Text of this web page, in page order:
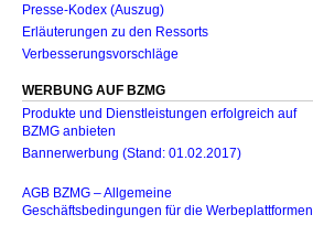
Presse-Kodex (Auszug)
Erläuterungen zu den Ressorts
Verbesserungsvorschläge
WERBUNG AUF BZMG
Produkte und Dienstleistungen erfolgreich auf
BZMG anbieten
Bannerwerbung (Stand: 01.02.2017)
AGB BZMG – Allgemeine
Geschäftsbedingungen für die Werbeplattformen